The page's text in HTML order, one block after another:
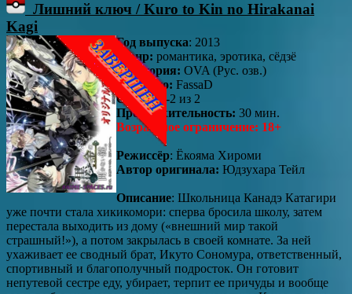
Лишний ключ / Kuro to Kin no Hirakanai
Kagi
Год выпуска: 2013
Жанр: романтика, эротика, сёдзё
Категория: OVA (Рус. озв.)
Озвучено: FassaD
Серии:1-2 из 2
Продолжительность: 30 мин.
Возрастное ограничение: 18+
Режиссёр: Ёкояма Хироми
Автор оригинала: Юдзухара Тейл
Описание: Школьница Канадэ Катагири
уже почти стала хикикомори: сперва бросила школу, затем
перестала выходить из дому («внешний мир такой
страшный!»), а потом закрылась в своей комнате. За ней
ухаживает ее сводный брат, Икуто Сономура, ответственный,
спортивный и благополучный подросток. Он готовит
непутевой сестре еду, убирает, терпит ее причуды и вообще